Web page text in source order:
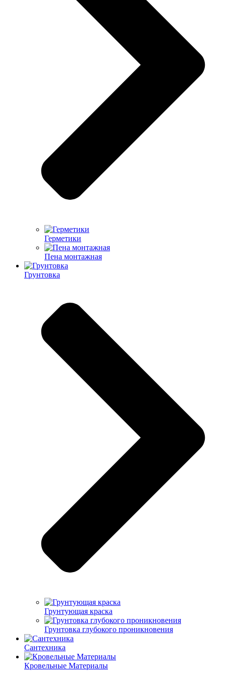
Герметики
Пена монтажная
Грунтовка
Грунтующая краска
Грунтовка глубокого проникновения
Сантехника
Кровельные Материалы